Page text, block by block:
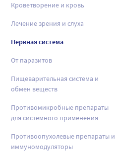
Кроветворение и кровь
Лечение зрения и слуха
Нервная система
От паразитов
Пищеварительная система и
обмен веществ
Противомикробные препараты
для системного применения
Противоопухолевые препараты и
иммуномодуляторы